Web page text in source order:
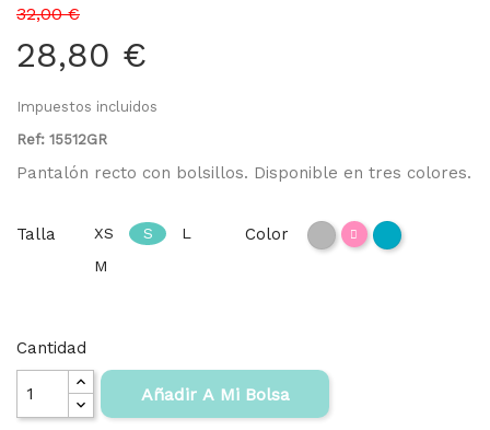
32,00 €
28,80 €
Impuestos incluidos
Ref: 15512GR
Pantalón recto con bolsillos. Disponible en tres colores.
Talla XS S
L
M
Color
Gris Rosa
Verde
Cantidad
Añadir A Mi Bolsa